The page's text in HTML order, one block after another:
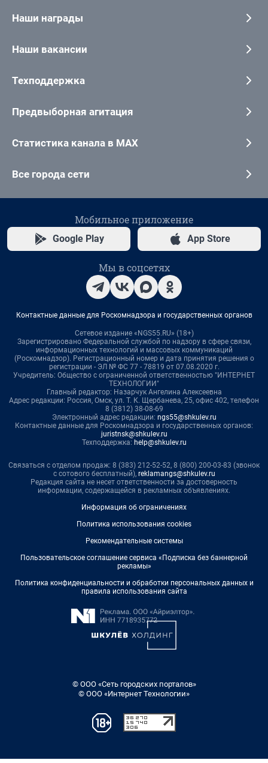
Наши награды
Наши вакансии
Техподдержка
Предвыборная агитация
Статистика канала в MAX
Все города сети
Мобильное приложение
Google Play App Store
Мы в соцсетях
Контактные данные для Роскомнадзора и государственных органов
Сетевое издание «NGS55.RU» (18+)
Зарегистрировано Федеральной службой по надзору в сфере связи,
информационных технологий и массовых коммуникаций
(Роскомнадзор). Регистрационный номер и дата принятия решения о
регистрации - ЭЛ № ФС 77 - 78819 от 07.08.2020 г.
Учредитель: Общество с ограниченной ответственностью "ИНТЕРНЕТ
ТЕХНОЛОГИИ"
Главный редактор: Назарчук Ангелина Алексеевна
Адрес редакции: Россия, Омск, ул. Т. К. Щербанева, 25, офис 402, телефон
8 (3812) 38-08-69
Электронный адрес редакции: ngs55@shkulev.ru
Контактные данные для Роскомнадзора и государственных органов:
juristnsk@shkulev.ru
Техподдержка: help@shkulev.ru
Связаться с отделом продаж: 8 (383) 212-52-52, 8 (800) 200-03-83 (звонок
с сотового бесплатный), reklamangs@shkulev.ru
Редакция сайта не несет ответственности за достоверность
информации, содержащейся в рекламных объявлениях.
Информация об ограничениях
Политика использования cookies
Рекомендательные системы
Пользовательское соглашение сервиса «Подписка без баннерной
рекламы»
Политика конфиденциальности и обработки персональных данных и
правила использования сайта
© ООО «Сеть городских порталов»
© ООО «Интернет Технологии»